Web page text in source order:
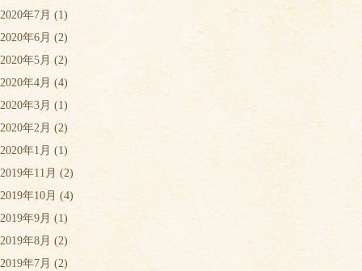
2020年7月 (1)
2020年6月 (2)
2020年5月(2)
2020年4月 (4)
2020年3月 (1)
2020年2月 (2)
2020年1月 (1)
2019年11月 (2)
2019年10月 (4)
2019年9月(1)
2019年8月 (2)
2019年7月 (2)